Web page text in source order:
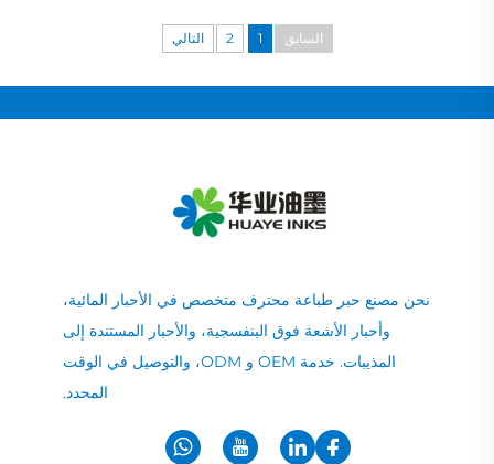
السابق 1
2 التالي
نحن مصنع حبر طباعة محترف متخصص في الأحبار المائية،
وأحبار الأشعة فوق البنفسجية، والأحبار المستندة إلى
المذيبات. خدمة OEM و ODM، والتوصيل في الوقت
المحدد.